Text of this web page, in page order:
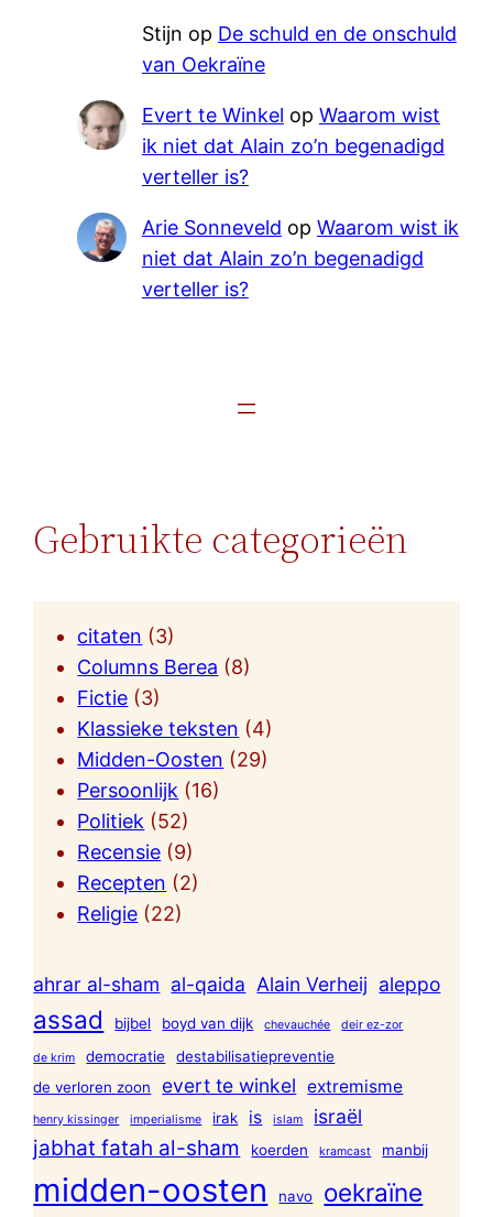
Stijn op De schuld en de onschuld
van Oekraïne
Evert te Winkel op Waarom wist
ik niet dat Alain zo’n begenadigd
verteller is?
Arie Sonneveld op Waarom wist ik
niet dat Alain zo’n begenadigd
verteller is?
Gebruikte categorieën
citaten (3)
Columns Berea (8)
Fictie (3)
Klassieke teksten (4)
Midden-Oosten (29)
Persoonlijk (16)
Politiek (52)
Recensie (9)
Recepten (2)
Religie (22)
ahrar al-sham al-qaida Alain Verheij aleppo
assad bijbel boyd van dijk chevauchée deir ez-zor
de krim democratie
destabilisatiepreventie
de verloren zoon
evert te winkel extremisme
henry kissinger imperialisme irak is islam israël
jabhat fatah al-sham koerden kramcast manbij
midden-oosten navo oekraïne